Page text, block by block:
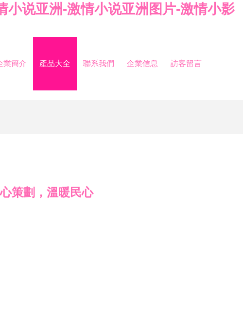
说亚洲-激情小说亚洲图片-激情小影
業簡介 產品大全 聯系我們 企業信息 訪客留言
策劃，溫暖民心